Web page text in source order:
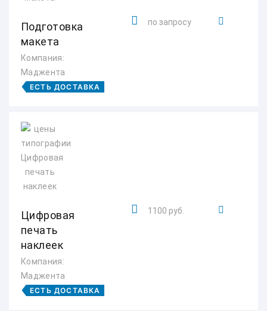
Подготовка
макета
Компания:
Маджента
ЕСТЬ ДОСТАВКА
по запросу
Цифровая
печать
наклеек
Компания:
Маджента
ЕСТЬ ДОСТАВКА
1100 руб.